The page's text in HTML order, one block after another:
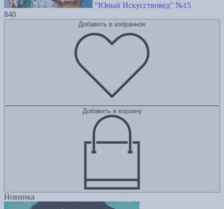
"Юный Искусствовед" №15
840
Добавить в избранное
Добавить в корзину
Новинка